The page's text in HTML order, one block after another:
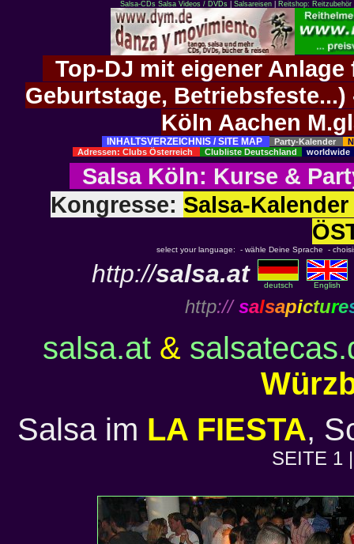
Salsa-CDs Salsa Videos / DVDs| Salsareisen| Reitshop:
Top-DJ mit eigener
Geburtstage,
Köln Aachen
INHALTSVERZEICHNIS / SITE MAP Party-Kalender
Adressen: Clubs Österreich
Clubliste Deutschland worldwide
Salsa Köln: Kurse &
Kongresse: Salsa-
select your language: - wähle Deine Sprache -
http://salsa.at deutsch English
http:// salsapicture
salsa.at&
Salsa im LA FIESTA,
SEITE 1